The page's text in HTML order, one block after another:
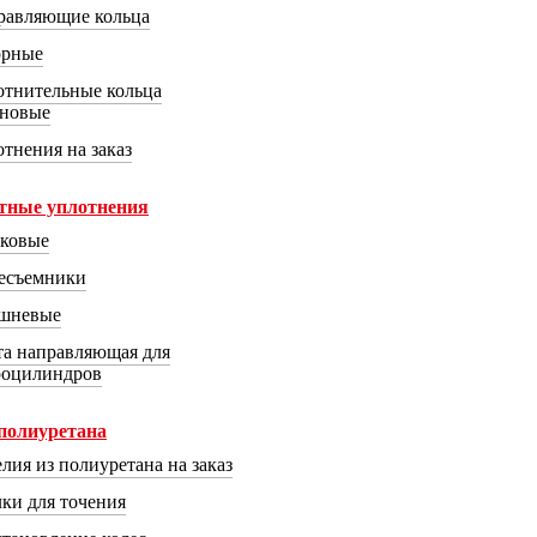
кольца
кольца
на заказ
уплотнения
направляющая для
из полиуретана на заказ
для точения